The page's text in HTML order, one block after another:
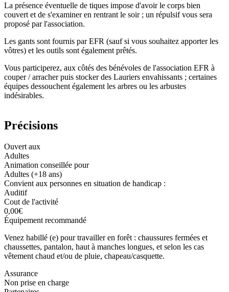
La présence éventuelle de tiques impose d'avoir le corps bien
couvert et de s'examiner en rentrant le soir ; un répulsif vous sera
proposé par l'association.
Les gants sont fournis par EFR (sauf si vous souhaitez apporter les
vôtres) et les outils sont également prêtés.
Vous participerez, aux côtés des bénévoles de l'association EFR à
couper / arracher puis stocker des Lauriers envahissants ; certaines
équipes dessouchent également les arbres ou les arbustes
indésirables.
Précisions
Ouvert aux
Adultes
Animation conseillée pour
Adultes (+18 ans)
Convient aux personnes en situation de handicap :
Auditif
Cout de l'activité
0,00€
Équipement recommandé
Venez habillé (e) pour travailler en forêt : chaussures fermées et
chaussettes, pantalon, haut à manches longues, et selon les cas
vêtement chaud et/ou de pluie, chapeau/casquette.
Assurance
Non prise en charge